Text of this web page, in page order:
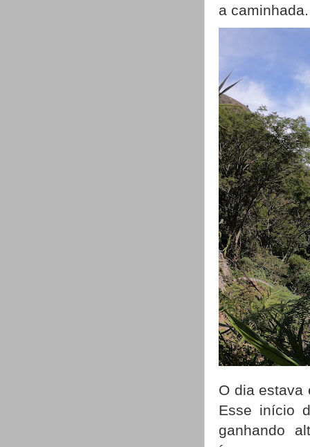
a caminhada.
O dia estava
Esse início
ganhando